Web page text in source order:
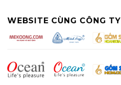
WEBSITE CÙNG CÔNG TY